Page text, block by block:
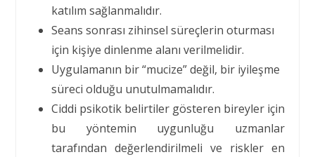
katılım sağlanmalıdır.
Seans sonrası zihinsel süreçlerin oturması
için kişiye dinlenme alanı verilmelidir.
Uygulamanın bir “mucize” değil, bir iyileşme
süreci olduğu unutulmamalıdır.
Ciddi psikotik belirtiler gösteren bireyler için
bu yöntemin uygunluğu uzmanlar
tarafından değerlendirilmeli ve riskler en